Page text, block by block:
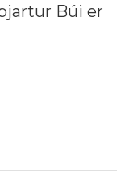
Búi er